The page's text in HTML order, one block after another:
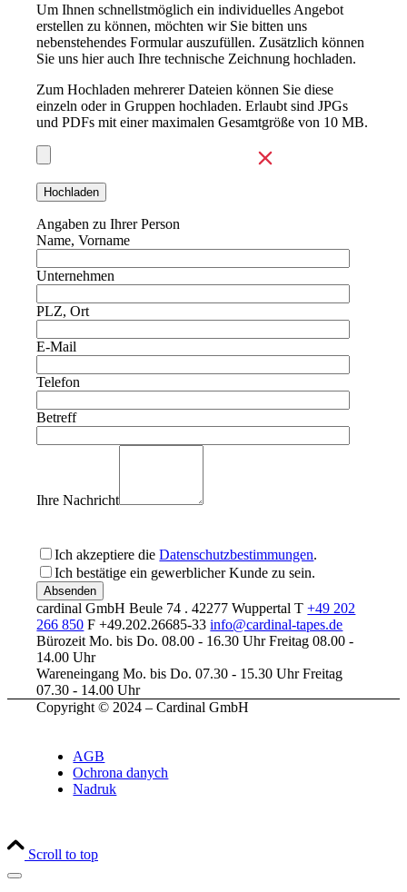
Um Ihnen schnellstmöglich ein individuelles Angebot
erstellen zu können, möchten wir Sie bitten uns
nebenstehendes Formular auszufüllen. Zusätzlich können
Sie uns hier auch Ihre technische Zeichnung hochladen.
Zum Hochladen mehrerer Dateien können Sie diese
einzeln oder in Gruppen hochladen. Erlaubt sind JPGs
und PDFs mit einer maximalen Gesamtgröße von 10 MB.
Angaben zu Ihrer Person
Name, Vorname
Unternehmen
PLZ, Ort
E-Mail
Telefon
Betreff
Ihre Nachricht
Ich akzeptiere dieDatenschutzbestimmungen.
Ich bestätige ein gewerblicher Kunde zu sein.
Bitte lassen Sie dieses Feld leer
cardinal GmbH Beule 74 . 42277 Wuppertal T+49 202
266 850 F +49.202.26685-33 info@cardinal-tapes.de
Bürozeit Mo. bis Do. 08.00 - 16.30 Uhr Freitag 08.00 -
14.00 Uhr
Wareneingang Mo. bis Do. 07.30 - 15.30 Uhr Freitag
07.30 - 14.00 Uhr
Copyright © 2024 – Cardinal GmbH
AGB
Ochrona danych
Nadruk
Scroll to top